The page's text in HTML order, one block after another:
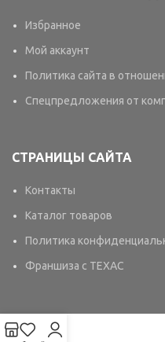
Избранное
Мой аккаунт
Политика сайта в
Спецпредложения от
СТРАНИЦЫ САЙТА
Контакты
Каталог товаров
Политика
Франшиза с TEXAC